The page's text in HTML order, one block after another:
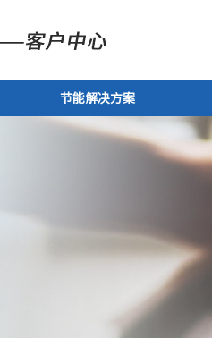
节能解决方案